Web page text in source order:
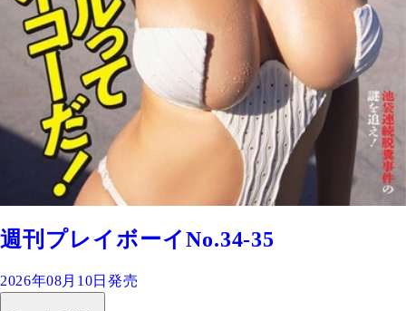
週刊プレイボーイNo.34-35
2026年08月10日発売